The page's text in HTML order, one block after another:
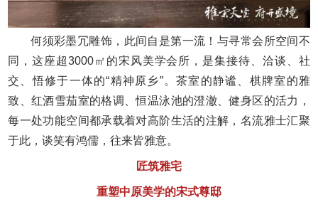
何须彩墨冗雕饰，此间自是第一流！与寻常会所空间不
同，这座超3000㎡的宋风美学会所，是集接待、洽谈、社
交、悟修于一体的“精神原乡”。茶室的静谧、棋牌室的雅
致、红酒雪茄室的格调、恒温泳池的澄澈、健身区的活力，
每一处功能空间都承载着对高阶生活的注解，名流雅士汇聚
于此，谈笑有鸿儒，往来皆雅意。
匠筑雅宅
重塑中原美学的宋式尊邸